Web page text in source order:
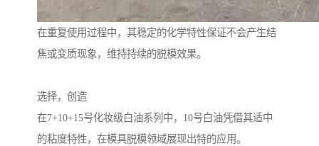
在重复使用过程中，其稳定的化学特性保证不会产生结
焦或变质现象，维持持续的脱模效果。
选择，创造
在7+10+15号化妆级白油系列中，10号白油凭借其适中
的粘度特性，在模具脱模领域展现出特的应用。